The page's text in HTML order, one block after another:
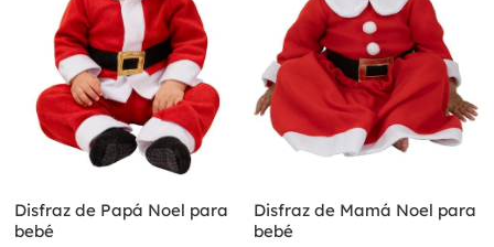
Disfraz de Papá Noel para
bebé
Disfraz de Mamá Noel para
bebé